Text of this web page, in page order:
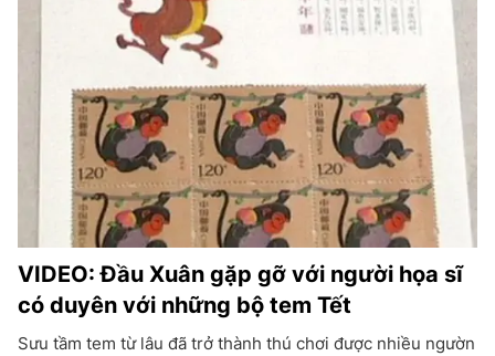
VIDEO: Đầu Xuân gặp gỡ với người họa sĩ
có duyên với những bộ tem Tết
Sưu tầm tem từ lâu đã trở thành thú chơi được nhiều ngườn